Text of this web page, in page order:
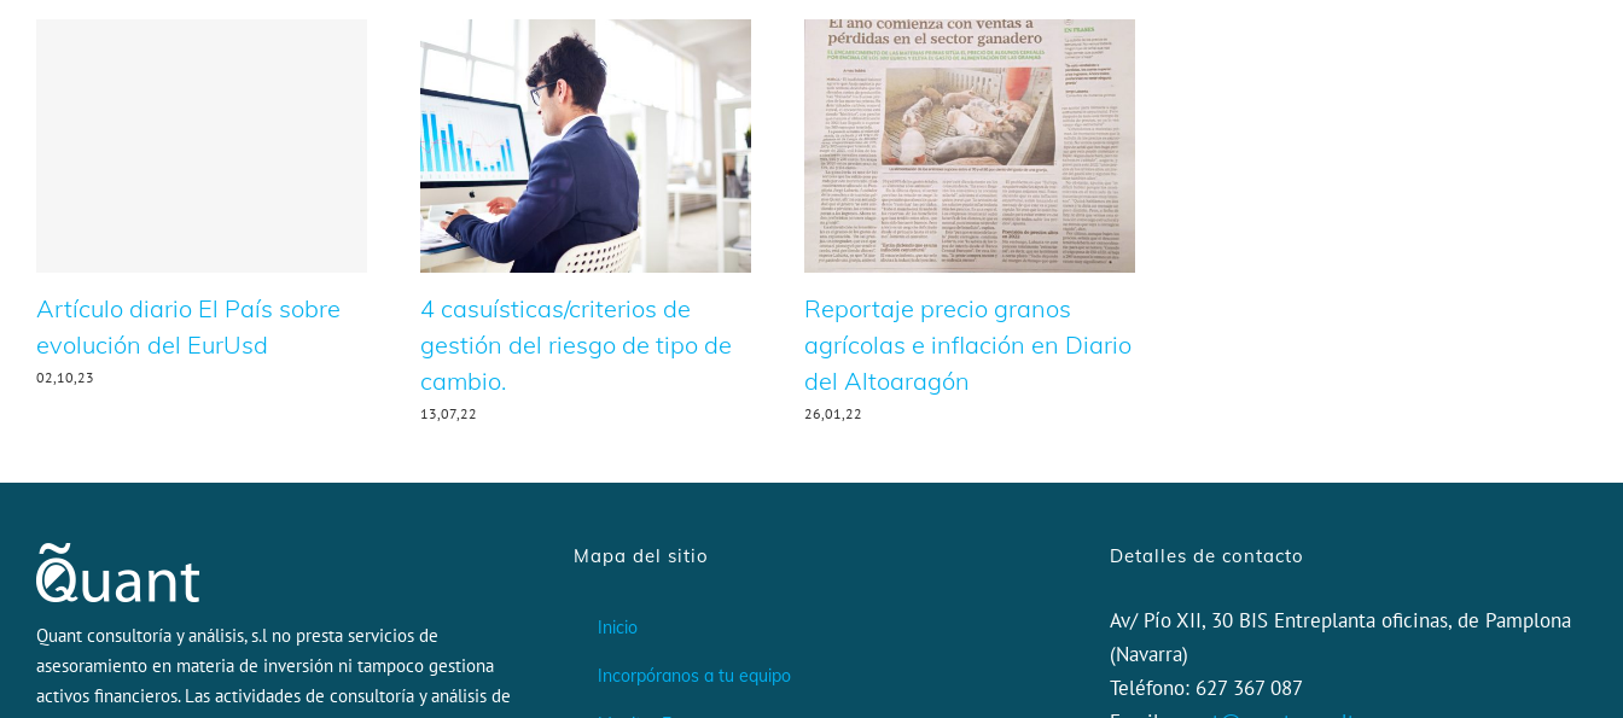
Artículo diario El País sobre
evolución del EurUsd
02,10,23
4 casuísticas/criterios de
gestión del riesgo de tipo de
cambio.
13,07,22
Reportaje precio granos
agrícolas e inflación en Diario
del Altoaragón
26,01,22
Quant consultoría y análisis, s.l no presta servicios de
asesoramiento en materia de inversión ni tampoco gestiona
activos financieros. Las actividades de consultoría y análisis de
Mapa del sitio
Inicio
Incorpóranos a tu equipo
Detalles de contacto
Av/ Pío XII, 30 BIS Entreplanta oficinas, de Pamplona
(Navarra)
Teléfono: 627 367 087